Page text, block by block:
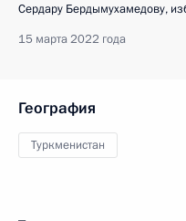
Сердару Бердымухамедову,
15 марта 2022 года
География
Туркменистан